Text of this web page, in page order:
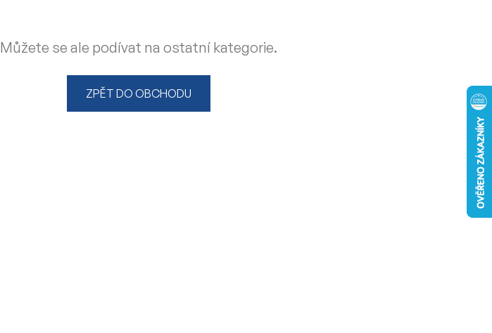
Můžete se ale podívat na ostatní kategorie.
ZPĚT DO OBCHODU